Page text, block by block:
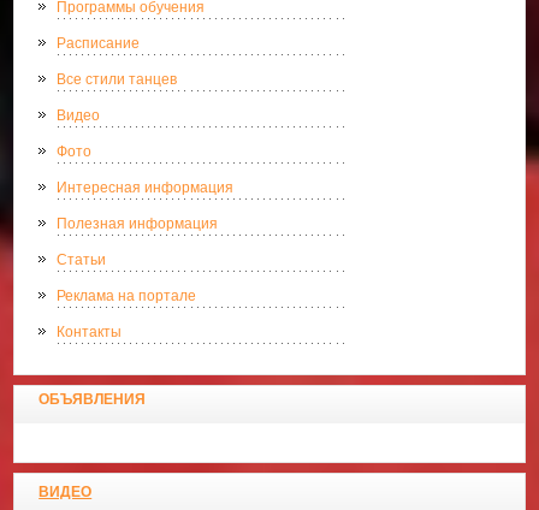
Программы обучения
Расписание
Все стили танцев
Видео
Фото
Интересная информация
Полезная информация
Статьи
Реклама на портале
Контакты
ОБЪЯВЛЕНИЯ
ВИДЕО